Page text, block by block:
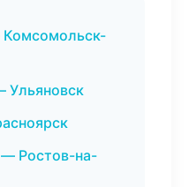
Комсомольск-
Ульяновск
— Ростов-на-